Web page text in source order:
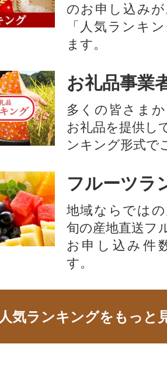
のお申し込み
「人気ランキ
ます。
お礼品事業
多くの皆さま
お礼品を提供し
ンキング形式で
フルーツラ
地域ならでは
旬の産地直送フ
お申し込み件
す。
人気ランキングをもっと